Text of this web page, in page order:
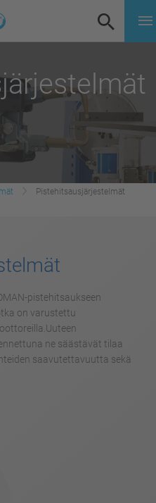
Pistehitsausjärjestelmät
pistehitsaukseen
on varustettu
ne säästävät tilaa
saavutettavuutta sekä